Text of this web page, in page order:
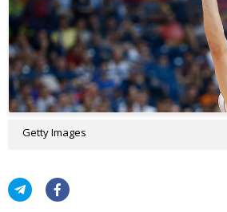
Getty Images